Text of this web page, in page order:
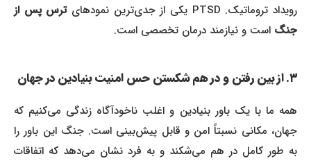
رویداد تروماتیک. PTSD یکی از جدی‌ترین نمودهای
ترس پس از
جنگاست و نیازمند درمان تخصصی است.
همه ما با یک باور بنیادین و اغلب ناخودآگاه زندگی می‌کنیم که
جهان، مکانی نسبتاً امن و قابل پیش‌بینی است. جنگ این باور را
به طور کامل در هم می‌شکند و به فرد نشان می‌دهد که اتفاقات